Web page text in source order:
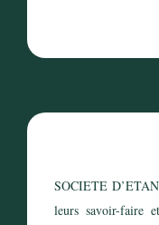
SOCIETE
leurs savoir-faire